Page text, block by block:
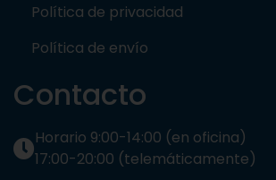
Política de privacidad
Política de envío
Contacto
Horario 9:00-14:00 (en oficina)
17:00-20:00 (telemáticamente)